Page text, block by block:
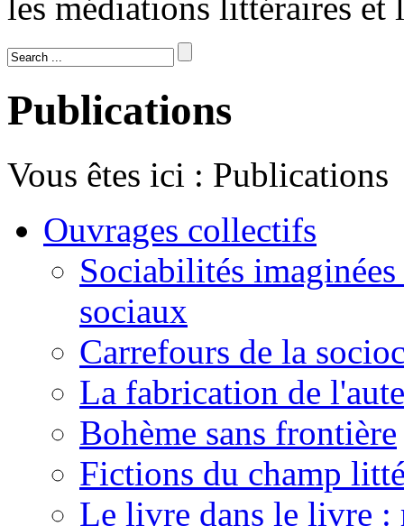
Publications
Vous êtes ici : Publications
Ouvrages collectifs
Sociabilités
sociaux
Carrefours de la
La fabrication de
Bohème sans frontière
Fictions du champ
Le livre dans le livre :